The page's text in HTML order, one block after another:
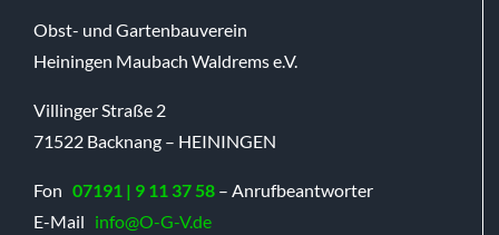
Obst- und Gartenbauverein
Heiningen Maubach Waldrems e.V.
Villinger Straße 2
71522 Backnang – HEININGEN
Fon 07191 | 9 11 37 58 – Anrufbeantworter
E-Mail info@O-G-V.de